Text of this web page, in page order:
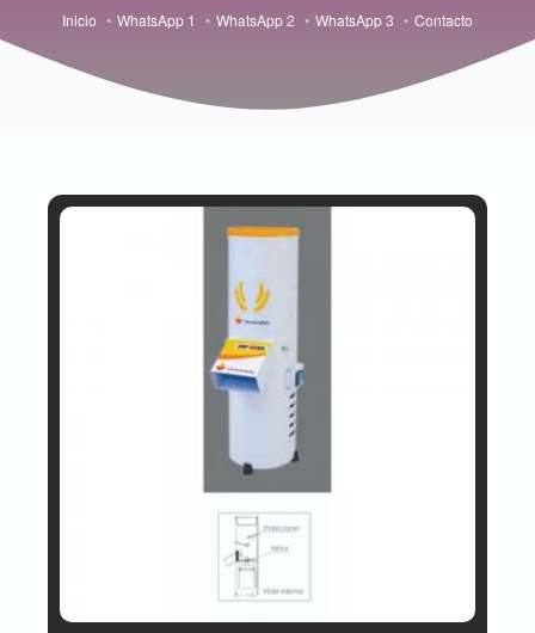
Inicio WhatsApp 1 WhatsApp 2 WhatsApp 3 Contacto